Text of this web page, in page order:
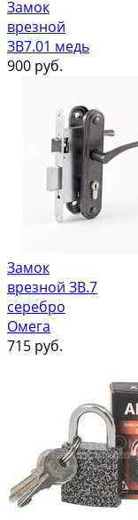
Замок
врезной
ЗВ7.01 медь
900 руб.
Замок
врезной ЗВ.7
серебро
Омега
715 руб.